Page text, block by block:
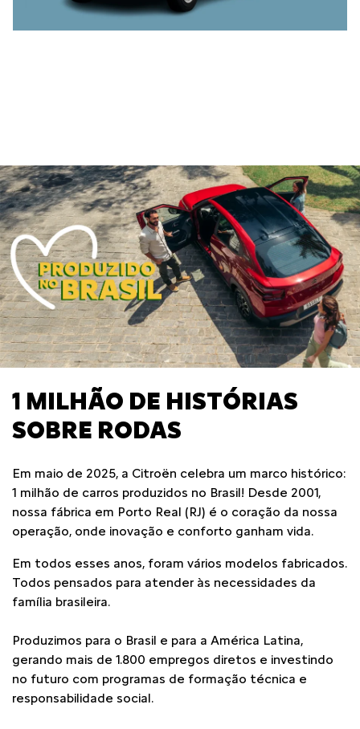
1 MILHÃO DE HISTÓRIAS
SOBRE RODAS
Em maio de 2025, a Citroën celebra um marco histórico:
1 milhão de carros produzidos no Brasil! Desde 2001,
nossa fábrica em Porto Real (RJ) é o coração da nossa
operação, onde inovação e conforto ganham vida.
Em todos esses anos, foram vários modelos fabricados.
Todos pensados para atender às necessidades da
família brasileira.
Produzimos para o Brasil e para a América Latina,
gerando mais de 1.800 empregos diretos e investindo
no futuro com programas de formação técnica e
responsabilidade social.